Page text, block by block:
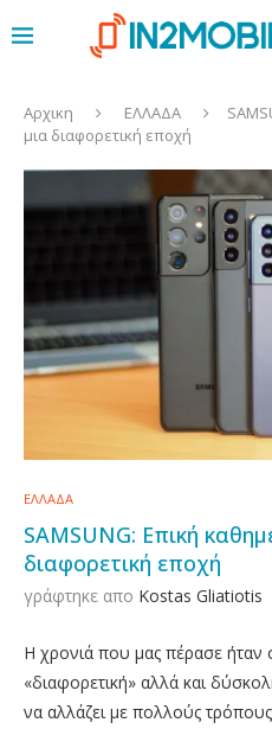
Αρχικη ΕΛΛΑΔΑ
μια διαφορετική εποχή
ΕΛΛΑΔΑ
SAMSUNG: Επική
διαφορετική εποχή
γράφτηκε απο Kostas Gliatiotis
Η χρονιά που μας πέρασε ήταν
«διαφορετική» αλλά και
να αλλάζει με πολλούς